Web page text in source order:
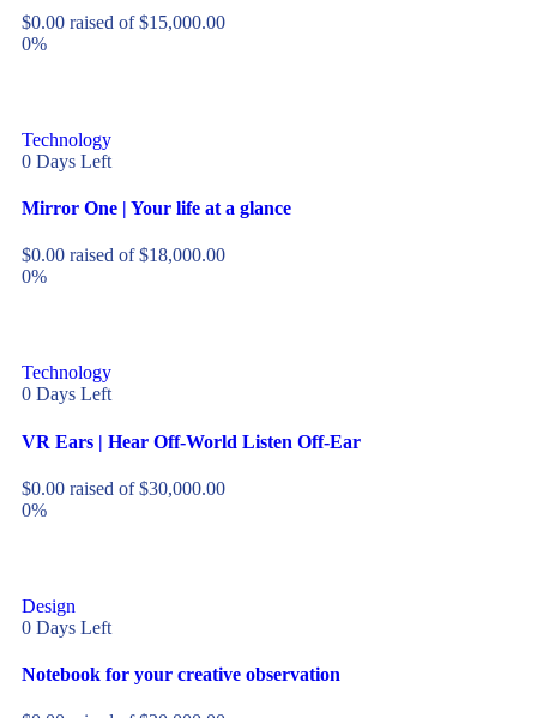
$0.00 raised of$15,000.00
0%
Technology
0 Days Left
Mirror One | Your life at a glance
$0.00 raised of$18,000.00
0%
Technology
0 Days Left
VR Ears | Hear Off-World Listen Off-Ear
$0.00 raised of$30,000.00
0%
Design
0 Days Left
Notebook for your creative observation